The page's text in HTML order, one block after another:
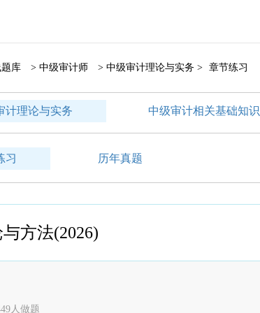
库 > 中级审计师 > 中级审计理论与实务 > 章节练习
计理论与实务 中级审计相关基础知识
习 历年真题
方法(2026)
人做题